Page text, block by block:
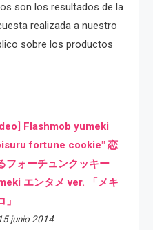
son los resultados de la
realizada a nuestro
sobre los productos
Flashmob yumeki
fortune cookie" 恋
フォーチュンクッキー
エンタメ ver. 「メキ
」
junio 2014